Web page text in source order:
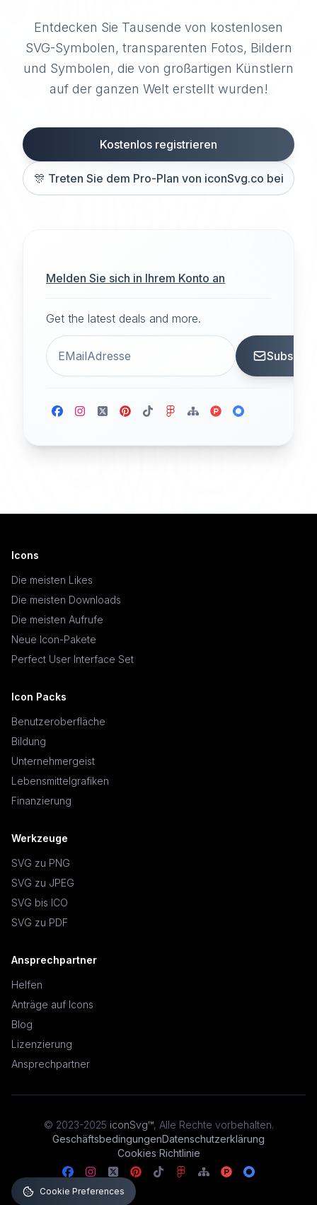
Entdecken Sie Tausende von kostenlosen
SVG-Symbolen, transparenten Fotos, Bildern
und Symbolen, die von großartigen Künstlern
auf der ganzen Welt erstellt wurden!
Kostenlos registrieren
🎊 Treten Sie dem Pro-Plan von iconSvg.co bei
Melden Sie sich in Ihrem Konto an
Get the latest deals and more.
Icons
Die meisten Likes
Die meisten Downloads
Die meisten Aufrufe
Neue Icon-Pakete
Perfect User Interface Set
Icon Packs
Benutzeroberfläche
Bildung
Unternehmergeist
Lebensmittelgrafiken
Finanzierung
Werkzeuge
SVG zu PNG
SVG zu JPEG
SVG bis ICO
SVG zu PDF
Ansprechpartner
Helfen
Anträge auf Icons
Blog
Lizenzierung
Ansprechpartner
© 2023-2025 iconSvg™, Alle Rechte vorbehalten.
GeschäftsbedingungenDatenschutzerklärung
Cookies Richtlinie
Cookie Preferences